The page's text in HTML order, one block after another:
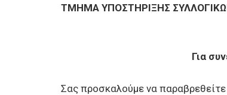
ΤΜΗΜΑ ΥΠΟΣΤΗΡΙΞΗΣ
Για
Σας προσκαλούμε να